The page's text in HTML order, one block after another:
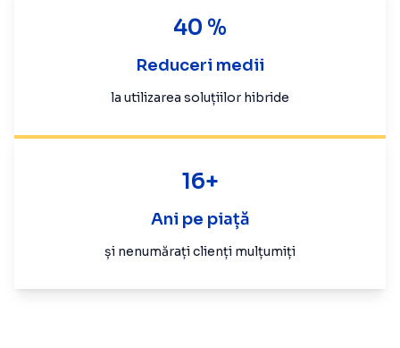
40 %
Reduceri medii
la utilizarea soluțiilor hibride
16+
Ani pe piață
și nenumărați clienți mulțumiți